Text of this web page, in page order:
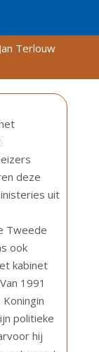
Jan Terlouw
deze
uit
Tweede
ook
kabinet
1991
politieke
hij